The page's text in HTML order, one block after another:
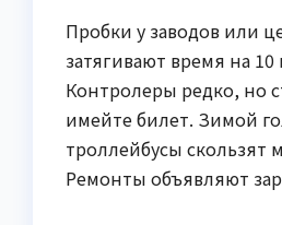
Пробки у заводов или
затягивают время на
Контролеры редко, но
имейте билет. Зимой
троллейбусы скользят
Ремонты объявляют